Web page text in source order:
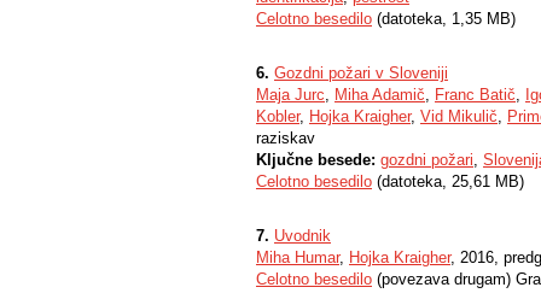
Celotno besedilo (datoteka, 1,35 MB)
6. Gozdni požari v Sloveniji
Maja Jurc, Miha Adamič, Franc Batič,
Kobler, Hojka Kraigher, Vid Mikulič,
raziskav
Ključne besede: gozdni požari,
Celotno besedilo (datoteka, 25,61 MB)
7. Uvodnik
Miha Humar, Hojka Kraigher, 2016,
Celotno besedilo (povezava drugam)